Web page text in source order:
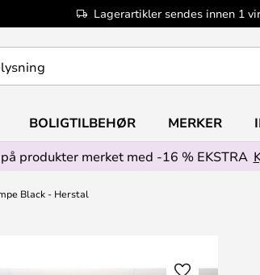
Lagerartikler sendes innen 1
BOLIGTILBEHØR MERKER
produkter merket med -16 % EKSTRA
Black - Herstal